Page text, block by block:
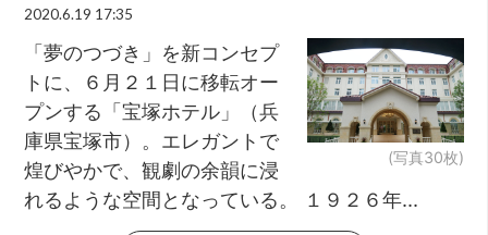
2020.6.19 17:35
(写真30枚)
「夢のつづき」を新コンセプ
トに、６月２１日に移転オー
プンする「宝塚ホテル」（兵
庫県宝塚市）。エレガントで
煌びやかで、観劇の余韻に浸
れるような空間となっている。 １９２６年...